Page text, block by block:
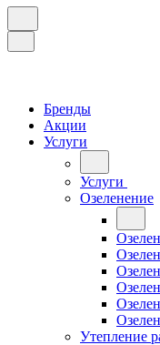
Бренды
Акции
Услуги
Услуги
Озеленение
Утепление